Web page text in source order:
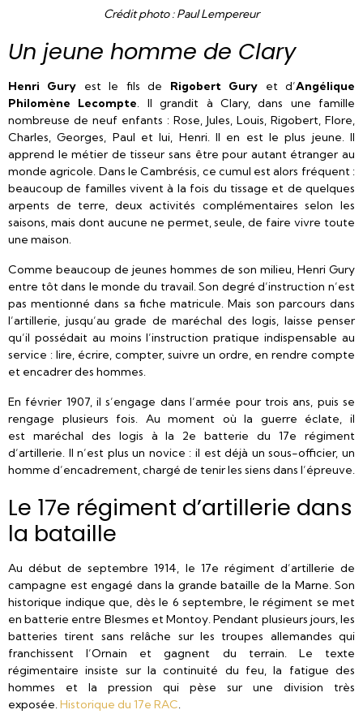
Crédit photo : Paul Lempereur
Un jeune homme de Clary
Henri Gury est le fils de Rigobert Gury et d’Angélique
Philomène Lecompte. Il grandit à Clary, dans une famille
nombreuse de neuf enfants : Rose, Jules, Louis, Rigobert, Flore,
Charles, Georges, Paul et lui, Henri. Il en est le plus jeune. Il
apprend le métier de tisseur sans être pour autant étranger au
monde agricole. Dans le Cambrésis, ce cumul est alors fréquent :
beaucoup de familles vivent à la fois du tissage et de quelques
arpents de terre, deux activités complémentaires selon les
saisons, mais dont aucune ne permet, seule, de faire vivre toute
une maison.
Comme beaucoup de jeunes hommes de son milieu, Henri Gury
entre tôt dans le monde du travail. Son degré d’instruction n’est
pas mentionné dans sa fiche matricule. Mais son parcours dans
l’artillerie, jusqu’au grade de maréchal des logis, laisse penser
qu’il possédait au moins l’instruction pratique indispensable au
service : lire, écrire, compter, suivre un ordre, en rendre compte
et encadrer des hommes.
En février 1907, il s’engage dans l’armée pour trois ans, puis se
rengage plusieurs fois. Au moment où la guerre éclate, il
est maréchal des logis à la 2e batterie du 17e régiment
d’artillerie. Il n’est plus un novice : il est déjà un sous-officier, un
homme d’encadrement, chargé de tenir les siens dans l’épreuve.
Le 17e régiment d’artillerie dans
la bataille
Au début de septembre 1914, le 17e régiment d’artillerie de
campagne est engagé dans la grande bataille de la Marne. Son
historique indique que, dès le 6 septembre, le régiment se met
en batterie entre Blesmes et Montoy. Pendant plusieurs jours, les
batteries tirent sans relâche sur les troupes allemandes qui
franchissent l’Ornain et gagnent du terrain. Le texte
régimentaire insiste sur la continuité du feu, la fatigue des
hommes et la pression qui pèse sur une division très
exposée.Historique du 17e RAC.